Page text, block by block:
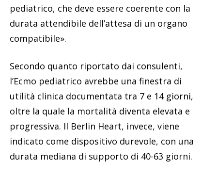
pediatrico, che deve essere coerente con la
durata attendibile dell’attesa di un organo
compatibile».
Secondo quanto riportato dai consulenti,
l’Ecmo pediatrico avrebbe una finestra di
utilità clinica documentata tra 7 e 14 giorni,
oltre la quale la mortalità diventa elevata e
progressiva. Il Berlin Heart, invece, viene
indicato come dispositivo durevole, con una
durata mediana di supporto di 40-63 giorni.